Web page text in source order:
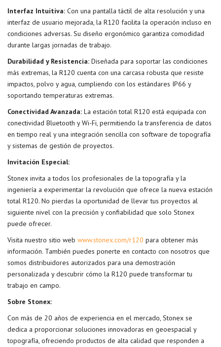
Interfaz Intuitiva: Con una pantalla táctil de alta resolución y una
interfaz de usuario mejorada, la R120 facilita la operación incluso en
condiciones adversas. Su diseño ergonómico garantiza comodidad
durante largas jornadas de trabajo.
Durabilidad y Resistencia: Diseñada para soportar las condiciones
más extremas, la R120 cuenta con una carcasa robusta que resiste
impactos, polvo y agua, cumpliendo con los estándares IP66 y
soportando temperaturas extremas.
Conectividad Avanzada: La estación total R120 está equipada con
conectividad Bluetooth y Wi-Fi, permitiendo la transferencia de datos
en tiempo real y una integración sencilla con software de topografía
y sistemas de gestión de proyectos.
Invitación Especial:
Stonex invita a todos los profesionales de la topografía y la
ingeniería a experimentar la revolución que ofrece la nueva estación
total R120. No pierdas la oportunidad de llevar tus proyectos al
siguiente nivel con la precisión y confiabilidad que solo Stonex
puede ofrecer.
Visita nuestro sitio web www.stonex.com/r120 para obtener más
información. También puedes ponerte en contacto con nosotros que
somos distribuidores autorizados para una demostración
personalizada y descubrir cómo la R120 puede transformar tu
trabajo en campo.
Sobre Stonex:
Con más de 20 años de experiencia en el mercado, Stonex se
dedica a proporcionar soluciones innovadoras en geoespacial y
topografía, ofreciendo productos de alta calidad que responden a